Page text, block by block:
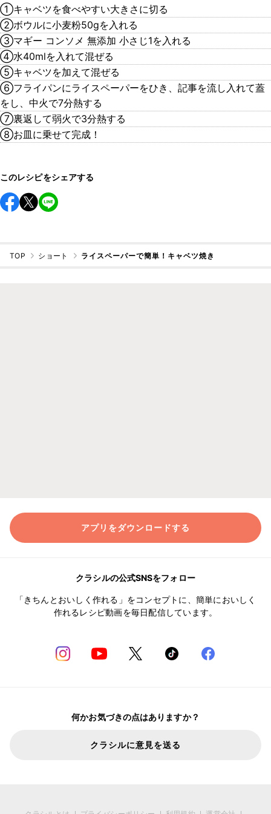
①キャベツを食べやすい大きさに切る
②ボウルに小麦粉50gを入れる
③マギー コンソメ 無添加 小さじ1を入れる
④水40mlを入れて混ぜる
⑤キャベツを加えて混ぜる
⑥フライパンにライスペーパーをひき、記事を流し入れて蓋
をし、中火で7分熱する
⑦裏返して弱火で3分熱する
⑧お皿に乗せて完成！
このレシピをシェアする
TOP ショート ライスペーパーで簡単！キャベツ焼き
アプリをダウンロードする
クラシルの公式SNSをフォロー
「きちんとおいしく作れる」をコンセプトに、簡単においしく
作れるレシピ動画を毎日配信しています。
何かお気づきの点はありますか？
クラシルに意見を送る